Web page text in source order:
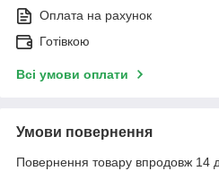
Оплата на рахунок
Готівкою
Всі умови оплати
Умови повернення
Повернення товару впродовж 14